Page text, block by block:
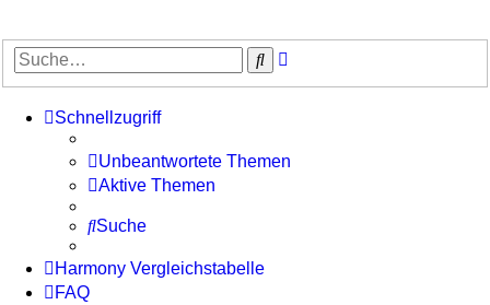
Suche
Schnellzugriff
Unbeantwortete Themen
Aktive Themen
Suche
Harmony Vergleichstabelle
FAQ